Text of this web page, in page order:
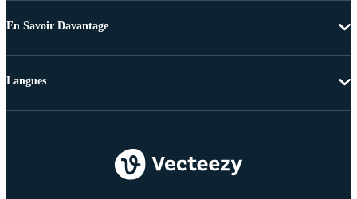
En Savoir Davantage
Langues